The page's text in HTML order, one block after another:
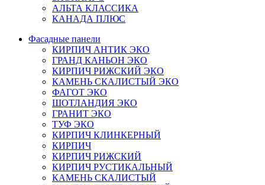
АЛЬТА КЛАССИКА
КАНАДА ПЛЮС
Фасадные панели
КИРПИЧ АНТИК ЭКО
ГРАНД КАНЬОН ЭКО
КИРПИЧ РИЖСКИЙ ЭКО
КАМЕНЬ СКАЛИСТЫЙ ЭКО
ФАГОТ ЭКО
ШОТЛАНДИЯ ЭКО
ГРАНИТ ЭКО
ТУФ ЭКО
КИРПИЧ КЛИНКЕРНЫЙ
КИРПИЧ
КИРПИЧ РИЖСКИЙ
КИРПИЧ РУСТИКАЛЬНЫЙ
КАМЕНЬ СКАЛИСТЫЙ